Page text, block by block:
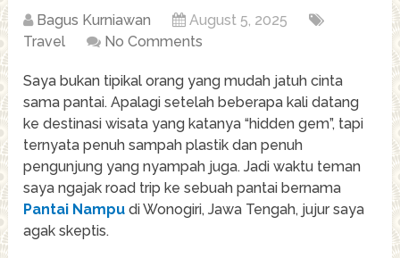
Bagus Kurniawan
August 5, 2025
Travel
No Comments
Saya bukan tipikal orang yang mudah jatuh cinta
sama pantai. Apalagi setelah beberapa kali datang
ke destinasi wisata yang katanya “hidden gem”, tapi
ternyata penuh sampah plastik dan penuh
pengunjung yang nyampah juga. Jadi waktu teman
saya ngajak road trip ke sebuah pantai bernama
Pantai Nampu di Wonogiri, Jawa Tengah, jujur saya
agak skeptis.